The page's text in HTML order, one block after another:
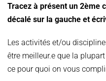
Tracez à présent un 2ème
décalé sur la gauche et
Les activités et/ou
être meilleur.e que la
ce pour quoi on vous